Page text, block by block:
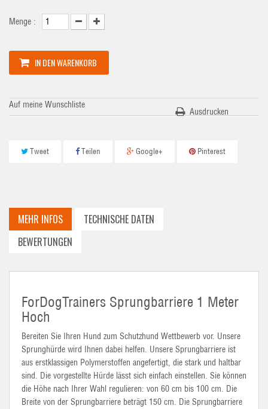
Menge :
IN DEN WARENKORB
Auf meine Wunschliste
Ausdrucken
Tweet Teilen Google+ Pinterest
MEHR INFOS
TECHNISCHE DATEN
BEWERTUNGEN
ForDogTrainers Sprungbarriere 1 Meter
Hoch
Bereiten Sie Ihren Hund zum Schutzhund Wettbewerb vor. Unsere
Sprunghürde wird Ihnen dabei helfen. Unsere Sprungbarriere ist
aus erstklassigen Polymerstoffen angefertigt, die stark und haltbar
sind. Die vorgestellte Hürde lässt sich einfach einstellen. Sie können
die Höhe nach Ihrer Wahl regulieren: von 60 cm bis 100 cm. Die
Breite von der Sprungbarriere beträgt 150 cm. Die Sprungbarriere